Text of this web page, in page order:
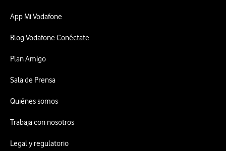
App Mi Vodafone
Blog Vodafone Conéctate
Plan Amigo
Sala de Prensa
Quiénes somos
Trabaja con nosotros
Legal y regulatorio